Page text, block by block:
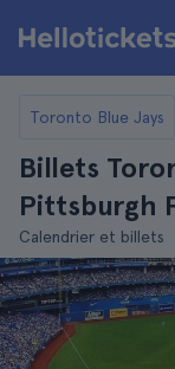
Toronto Blue Jays
Billets
Pittsburgh
Calendrier et billets